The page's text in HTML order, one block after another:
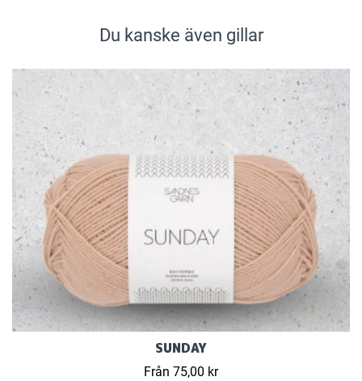
Du kanske även gillar
SUNDAY
Från 75,00 kr